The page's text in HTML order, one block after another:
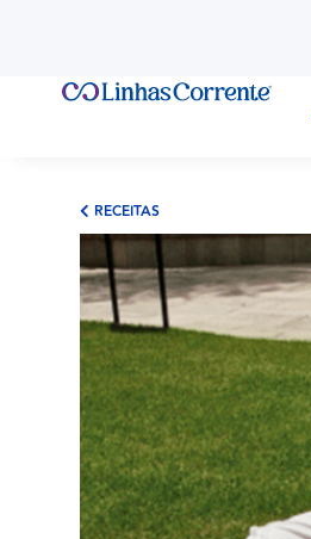
RECEITAS